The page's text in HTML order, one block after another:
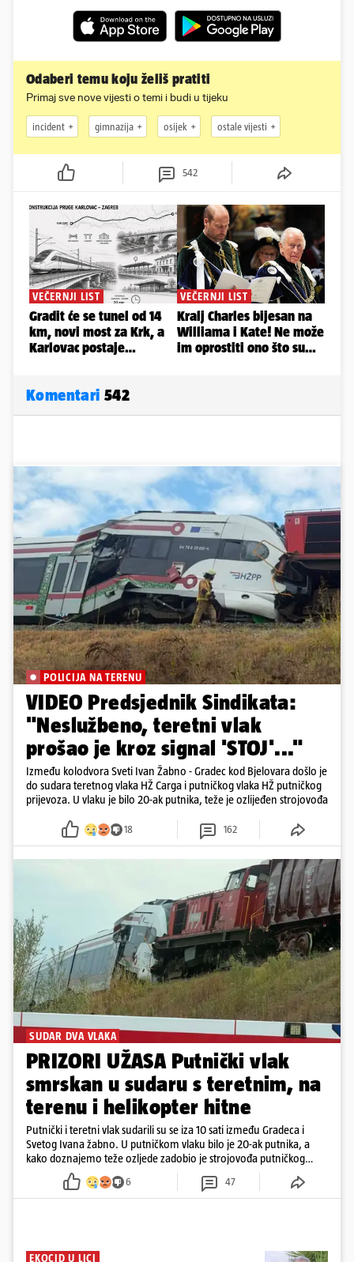
Odaberi temu koju želiš pratiti
Primaj sve nove vijesti o temi i budi u tijeku
incident gimnazija osijek ostale vijesti
542
Komentari 542
POLICIJA NA TERENU
VIDEO Predsjednik Sindikata:
"Neslužbeno, teretni vlak
prošao je kroz signal 'STOJ'..."
Između kolodvora Sveti Ivan Žabno - Gradec kod Bjelovara došlo je
do sudara teretnog vlaka HŽ Carga i putničkog vlaka HŽ putničkog
prijevoza. U vlaku je bilo 20-ak putnika, teže je ozlijeđen strojovođa
18 162
SUDAR DVA VLAKA
PRIZORI UŽASA Putnički vlak
smrskan u sudaru s teretnim, na
terenu i helikopter hitne
Putnički i teretni vlak sudarili su se iza 10 sati između Gradeca i
Svetog Ivana žabno. U putničkom vlaku bilo je 20-ak putnika, a
kako doznajemo teže ozljede zadobio je strojovođa putničkog
vlaka. Zatvoren je promet, a fotoreporteri Prigorskog objavili su
prve snimke s mjesta sudara
6 47
EKOCID U LICI